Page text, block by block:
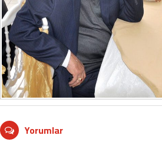
Yorumlar